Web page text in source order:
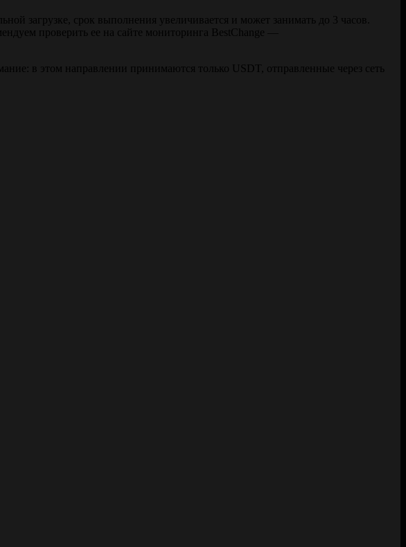
загрузке, срок выполнения увеличивается и может занимать до 3 часов.
проверить ее на сайте мониторинга BestChange —
в этом направлении принимаются только USDT, отправленные через сеть